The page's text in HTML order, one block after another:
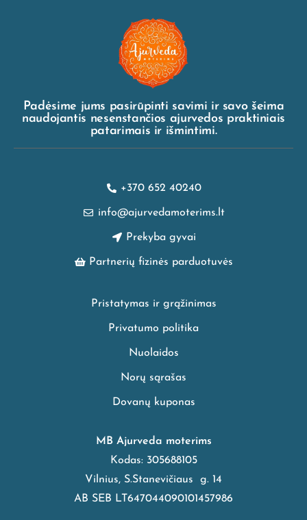
Padėsime jums pasirūpinti savimi ir savo šeima
naudojantis nesenstančios ajurvedos praktiniais
patarimais ir išmintimi.
+370 652 40240
info@ajurvedamoterims.lt
Prekyba gyvai
Partnerių fizinės parduotuvės
Pristatymas ir grąžinimas
Privatumo politika
Nuolaidos
Norų sąrašas
Dovanų kuponas
MB Ajurveda moterims
Kodas: 305688105
Vilnius, S.Stanevičiaus g. 14
AB SEB LT647044090101457986